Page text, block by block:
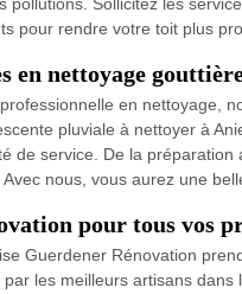
pollutions. Sollicitez les
pour rendre votre toit plus
en nettoyage
en nettoyage,
pluviale à nettoyer à
de service. De la
nous, vous aurez une
pour tous vos
Guerdener Rénovation
par les meilleurs artisans